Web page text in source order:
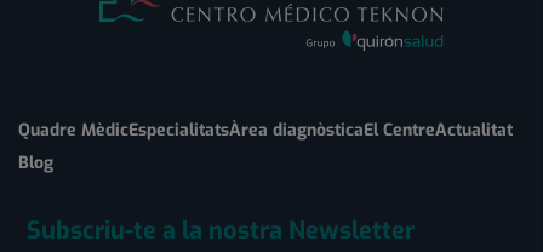
Quadre MèdicEspecialitatsÀrea diagnòsticaEl CentreActualitat
Blog
Subscriu-te a la nostra Newsletter